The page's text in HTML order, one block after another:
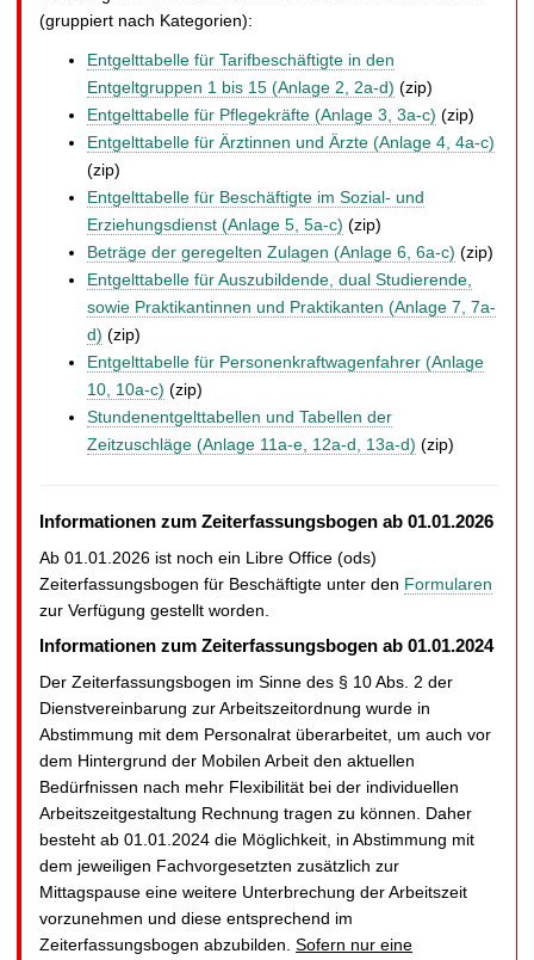
(gruppiert nach Kategorien):
Entgelttabelle für Tarifbeschäftigte in den
Entgeltgruppen 1 bis 15 (Anlage 2, 2a-d) (zip)
Entgelttabelle für Pflegekräfte (Anlage 3, 3a-c) (zip)
Entgelttabelle für Ärztinnen und Ärzte (Anlage 4, 4a-c)
(zip)
Entgelttabelle für Beschäftigte im Sozial- und
Erziehungsdienst (Anlage 5, 5a-c) (zip)
Beträge der geregelten Zulagen (Anlage 6, 6a-c) (zip)
Entgelttabelle für Auszubildende, dual Studierende,
sowie Praktikantinnen und Praktikanten (Anlage 7, 7a-
d) (zip)
Entgelttabelle für Personenkraftwagenfahrer (Anlage
10, 10a-c) (zip)
Stundenentgelttabellen und Tabellen der
Zeitzuschläge (Anlage 11a-e, 12a-d, 13a-d) (zip)
Informationen zum Zeiterfassungsbogen ab 01.01.2026
Ab 01.01.2026 ist noch ein Libre Office (ods)
Zeiterfassungsbogen für Beschäftigte unter den Formularen
zur Verfügung gestellt worden.
Informationen zum Zeiterfassungsbogen ab 01.01.2024
Der Zeiterfassungsbogen im Sinne des § 10 Abs. 2 der
Dienstvereinbarung zur Arbeitszeitordnung wurde in
Abstimmung mit dem Personalrat überarbeitet, um auch vor
dem Hintergrund der Mobilen Arbeit den aktuellen
Bedürfnissen nach mehr Flexibilität bei der individuellen
Arbeitszeitgestaltung Rechnung tragen zu können. Daher
besteht ab 01.01.2024 die Möglichkeit, in Abstimmung mit
dem jeweiligen Fachvorgesetzten zusätzlich zur
Mittagspause eine weitere Unterbrechung der Arbeitszeit
vorzunehmen und diese entsprechend im
Zeiterfassungsbogen abzubilden. Sofern nur eine